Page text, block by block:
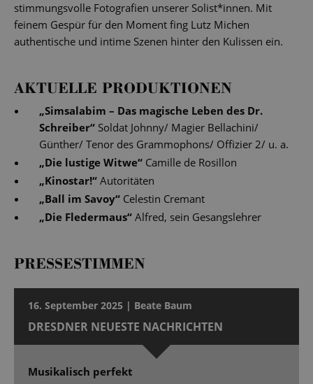
stimmungsvolle Fotografien unserer Solist*innen. Mit
feinem Gespür für den Moment fing Lutz Michen
authentische und intime Szenen hinter den Kulissen ein.
AKTUELLE PRODUKTIONEN
„Simsalabim – Das magische Leben des Dr.
Schreiber“ Soldat Johnny/ Magier Bellachini/
Günther/ Tenor des Grammophons/ Offizier 2/ u. a.
„Die lustige Witwe“ Camille de Rosillon
„Kinostar!“ Autoritäten
„Ball im Savoy“ Celestin Cremant
„Die Fledermaus“ Alfred, sein Gesangslehrer
PRESSESTIMMEN
16. September 2025 | Beate Baum
DRESDNER NEUESTE NACHRICHTEN
Musikalisch perfekt